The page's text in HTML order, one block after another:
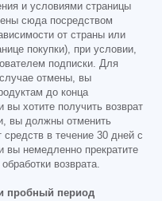
и условиями страницы
сюда посредством
от страны или
покупки), при условии,
подписки. Для
отмены, вы
до конца
вы хотите получить возврат
вы должны отменить
средств в течение 30 дней с
вы немедленно прекратите
возврата.
пробный период